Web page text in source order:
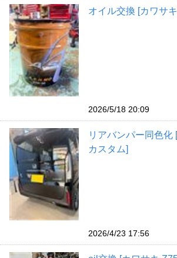
オイル交換 [カワサ
2026/5/18 20:09
リアバンパー同色化
カスタム]
2026/4/23 17:56